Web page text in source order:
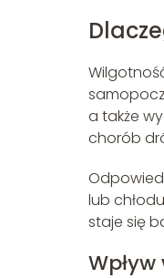
a także
chorób
lub
staje się